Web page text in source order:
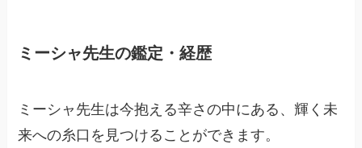
ミーシャ先生の鑑定・経歴
ミーシャ先生は今抱える辛さの中にある、輝く未
来への糸口を見つけることができます。